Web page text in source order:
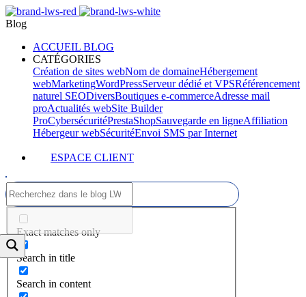
Blog
ACCUEIL BLOG
CATÉGORIES
Création de sites webNom de domaineHébergement
webMarketingWordPressServeur dédié et VPSRéférencement
naturel SEODiversBoutiques e-commerceAdresse mail
proActualités webSite Builder
ProCybersécuritéPrestaShopSauvegarde en ligneAffiliation
Hébergeur webSécuritéEnvoi SMS par Internet
ESPACE CLIENT
Exact matches only
Search in title
Search in content